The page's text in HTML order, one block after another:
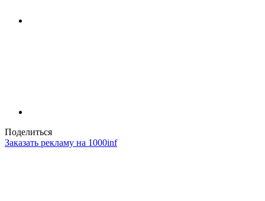
Поделиться
Заказать рекламу на 1000inf